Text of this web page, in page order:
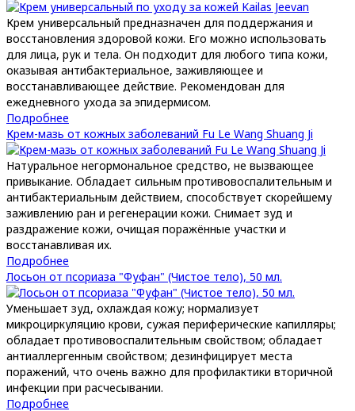
Крем универсальный предназначен для поддержания и
восстановления здоровой кожи. Его можно использовать
для лица, рук и тела. Он подходит для любого типа кожи,
оказывая антибактериальное, заживляющее и
восстанавливающее действие. Рекомендован для
ежедневного ухода за эпидермисом.
Подробнее
Крем-мазь от кожных заболеваний Fu Le Wang Shuang Ji
Натуральное негормональное средство, не вызвающее
привыкание. Обладает сильным противовоспалительным и
антибактериальным действием, способствует скорейшему
заживлению ран и регенерации кожи. Снимает зуд и
раздражение кожи, очищая поражённые участки и
восстанавливая их.
Подробнее
Лосьон от псориаза "Фуфан" (Чистое тело), 50 мл.
Уменьшает зуд, охлаждая кожу; нормализует
микроциркуляцию крови, сужая периферические капилляры;
обладает противовоспалительным свойством; обладает
антиаллергенным свойством; дезинфицирует места
поражений, что очень важно для профилактики вторичной
инфекции при расчесывании.
Подробнее